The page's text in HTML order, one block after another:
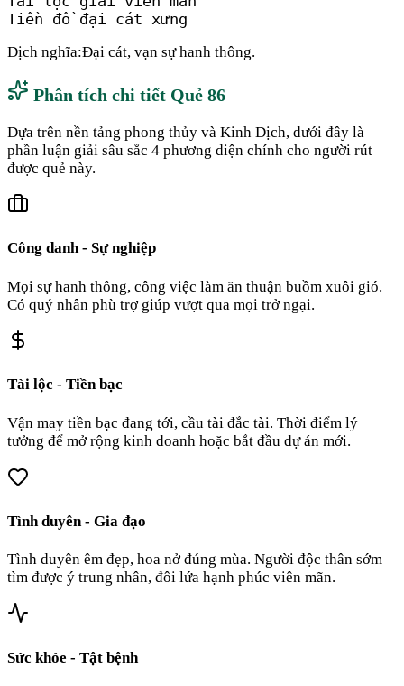
Tiền đồ đại cát xưng
Dịch nghĩa:Đại cát, vạn sự hanh thông.
Phân tích chi tiết Quẻ 86
Dựa trên nền tảng phong thủy và Kinh Dịch, dưới đây là
phần luận giải sâu sắc 4 phương diện chính cho người rút
được quẻ này.
Công danh - Sự nghiệp
Mọi sự hanh thông, công việc làm ăn thuận buồm xuôi gió.
Có quý nhân phù trợ giúp vượt qua mọi trở ngại.
Tài lộc - Tiền bạc
Vận may tiền bạc đang tới, cầu tài đắc tài. Thời điểm lý
tưởng để mở rộng kinh doanh hoặc bắt đầu dự án mới.
Tình duyên - Gia đạo
Tình duyên êm đẹp, hoa nở đúng mùa. Người độc thân sớm
tìm được ý trung nhân, đôi lứa hạnh phúc viên mãn.
Sức khỏe - Tật bệnh